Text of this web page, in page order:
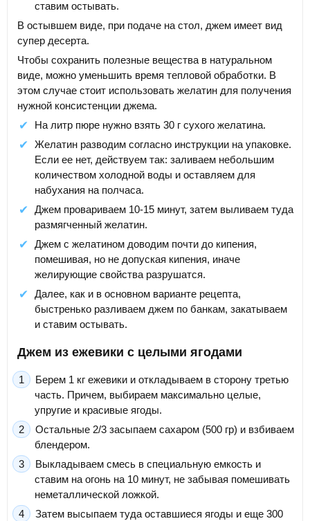
ставим остывать.
В остывшем виде, при подаче на стол, джем имеет вид
супер десерта.
Чтобы сохранить полезные вещества в натуральном
виде, можно уменьшить время тепловой обработки. В
этом случае стоит использовать желатин для получения
нужной консистенции джема.
На литр пюре нужно взять 30 г сухого желатина.
Желатин разводим согласно инструкции на упаковке.
Если ее нет, действуем так: заливаем небольшим
количеством холодной воды и оставляем для
набухания на полчаса.
Джем провариваем 10-15 минут, затем выливаем туда
размягченный желатин.
Джем с желатином доводим почти до кипения,
помешивая, но не допуская кипения, иначе
желирующие свойства разрушатся.
Далее, как и в основном варианте рецепта,
быстренько разливаем джем по банкам, закатываем
и ставим остывать.
Джем из ежевики с целыми ягодами
Берем 1 кг ежевики и откладываем в сторону третью
часть. Причем, выбираем максимально целые,
упругие и красивые ягоды.
Остальные 2/3 засыпаем сахаром (500 гр) и взбиваем
блендером.
Выкладываем смесь в специальную емкость и
ставим на огонь на 10 минут, не забывая помешивать
неметаллической ложкой.
Затем высыпаем туда оставшиеся ягоды и еще 300